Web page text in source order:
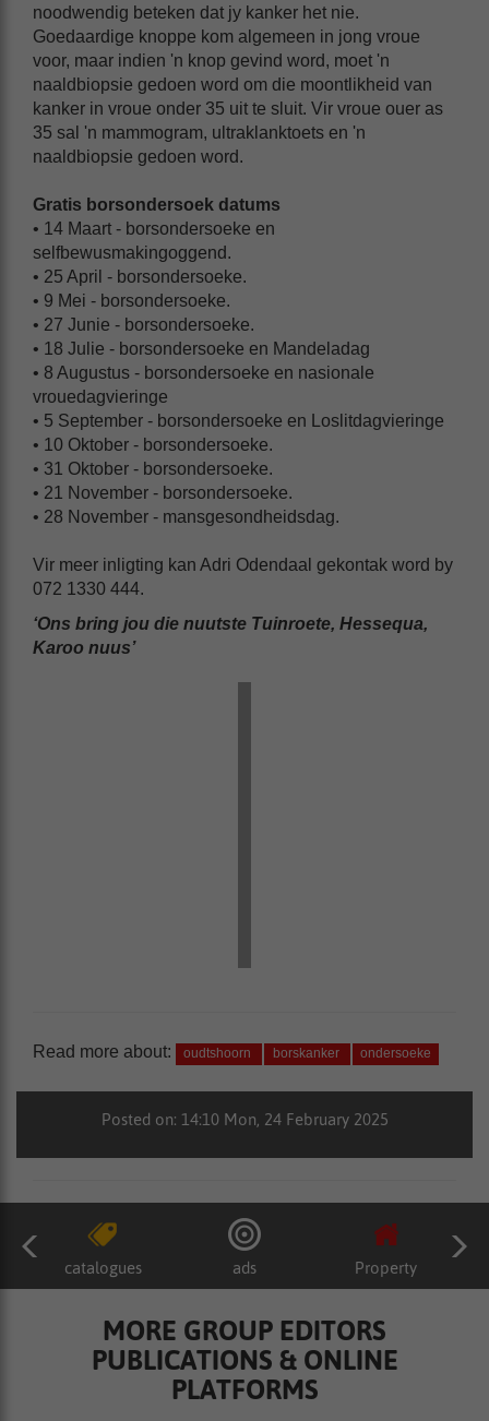
noodwendig beteken dat jy kanker het nie.
Goedaardige knoppe kom algemeen in jong vroue
voor, maar indien 'n knop gevind word, moet 'n
naaldbiopsie gedoen word om die moontlikheid van
kanker in vroue onder 35 uit te sluit. Vir vroue ouer as
35 sal 'n mammogram, ultraklanktoets en 'n
naaldbiopsie gedoen word.
Gratis borsondersoek datums
• 14 Maart - borsondersoeke en
selfbewusmakingoggend.
• 25 April - borsondersoeke.
• 9 Mei - borsondersoeke.
• 27 Junie - borsondersoeke.
• 18 Julie - borsondersoeke en Mandeladag
• 8 Augustus - borsondersoeke en nasionale
vrouedagvieringe
• 5 September - borsondersoeke en Loslitdagvieringe
• 10 Oktober - borsondersoeke.
• 31 Oktober - borsondersoeke.
• 21 November - borsondersoeke.
• 28 November - mansgesondheidsdag.
Vir meer inligting kan Adri Odendaal gekontak word by
072 1330 444.
‘Ons bring jou die nuutste Tuinroete, Hessequa,
Karoo nuus’
Read more about: oudtshoorn borskanker ondersoeke
Posted on: 14:10 Mon, 24 February 2025
catalogues ads Property
MORE GROUP EDITORS
PUBLICATIONS & ONLINE
PLATFORMS